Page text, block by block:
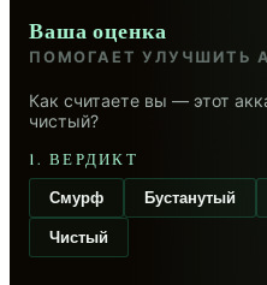
Ваша оценка
ПОМОГАЕТ УЛУЧШИТЬ
Как считаете вы — этот
чистый?
1. ВЕРДИКТ
Смурф Бустанутый
Чистый